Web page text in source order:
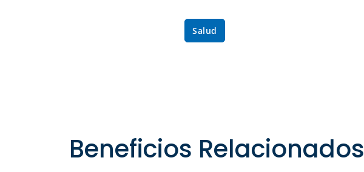
Salud
Beneficios Relacionados